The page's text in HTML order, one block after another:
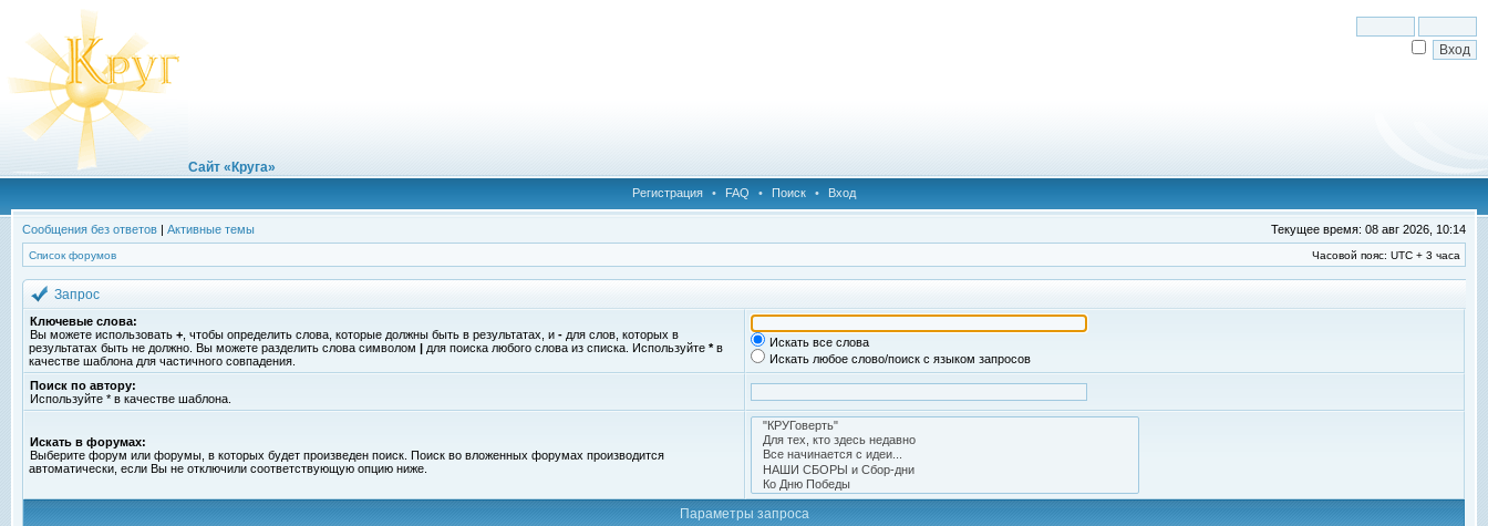
Сайт «Круга»
Регистрация • FAQ • Поиск • Вход
Сообщения без ответов | Активные темы Текущее время: 08 авг 2026, 10:14
Список форумов Часовой пояс: UTC + 3 часа
Запрос
Ключевые слова:
Вы можете использовать + , чтобы определить слова, которые должны быть в результатах, и - для слов, которых в
результатах быть не должно. Вы можете разделить слова символом | для поиска любого слова из списка. Используйте *в
качестве шаблона для частичного совпадения.
Искать все слова
Искать любое слово/поиск с языком запросов
Поиск по автору:
Используйте * в качестве шаблона.
Искать в форумах:
Выберите форум или форумы, в которых будет произведен поиск. Поиск во вложенных форумах производится
автоматически, если Вы не отключили соответствующую опцию ниже.
Параметры запроса